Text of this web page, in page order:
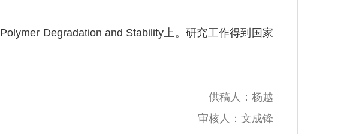
Polymer Degradation and Stability上。研究工作得到国家
供稿人：杨越
审核人：文成锋